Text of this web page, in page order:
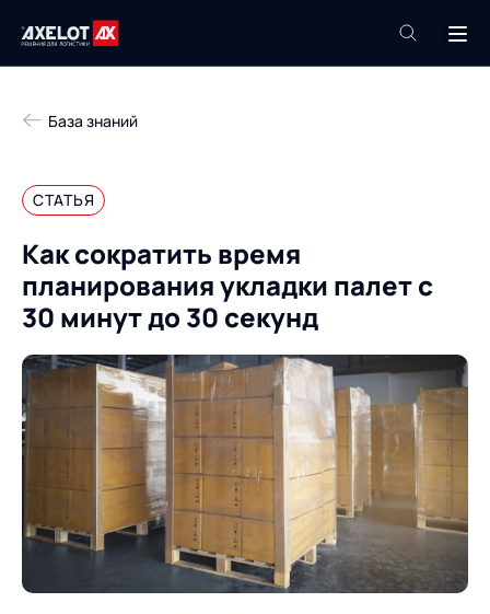
Техподдержка
Продукты
Роботизация
Академия
База знаний
Услуги
Пресс-центр
Проекты
Контакты
О компании
О компании
ИТ-аккредитация
Партнеры
Импортозамещение
Продукты
Управление цепями
Оптимизация в цепях
База знаний
СТАТЬЯ
Как сократить время
планирования укладки палет с
30 минут до 30 секунд